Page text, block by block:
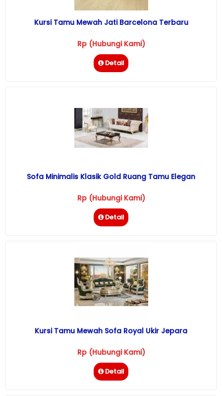
Kursi Tamu Mewah Jati Barcelona Terbaru
Rp (Hubungi Kami)
Detail
Sofa Minimalis Klasik Gold Ruang Tamu Elegan
Rp (Hubungi Kami)
Detail
Kursi Tamu Mewah Sofa Royal Ukir Jepara
Rp (Hubungi Kami)
Detail